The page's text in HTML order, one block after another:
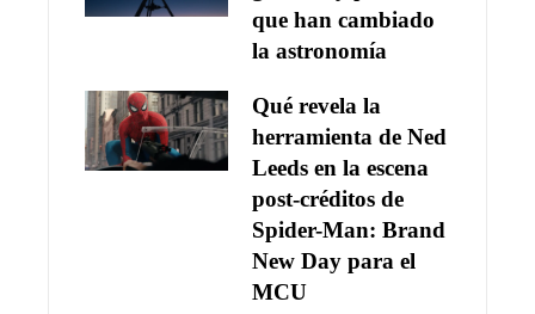
que han cambiado
la astronomía
Qué revela la
herramienta de Ned
Leeds en la escena
post-créditos de
Spider-Man: Brand
New Day para el
MCU